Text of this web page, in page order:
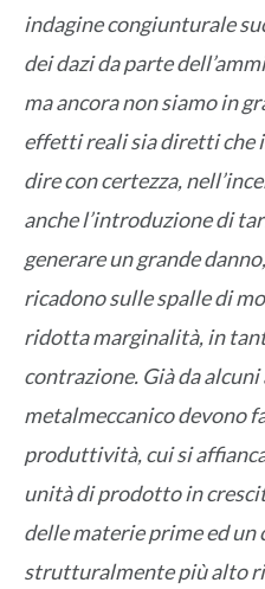
indagine congiunturale
dei dazi da parte
ma ancora non siamo in
effetti reali sia diretti che
dire con certezza,
anche l’introduzione di
generare un grande
ricadono sulle spalle di
ridotta marginalità, in
contrazione. Già da
metalmeccanico devono
produttività, cui si
unità di prodotto in
delle materie prime ed un
strutturalmente più alto